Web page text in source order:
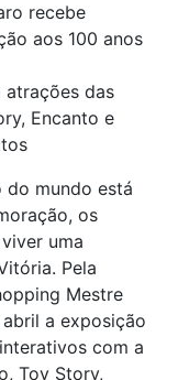
recebe
aos 100 anos
das
Encanto e
do mundo está
os
uma
Pela
Mestre
a exposição
com a
Toy Story,